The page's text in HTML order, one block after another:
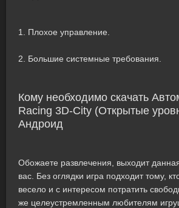
1. Плохое управление.
2. Большие системные требования.
Кому необходимо скачать
Racing 3D-City (Открытые
Андроид
Обожаете развлечения, выходит
вас. Без оглядки игра подходит тому,
весело и с интересом потратить
же целеустремленным любителям